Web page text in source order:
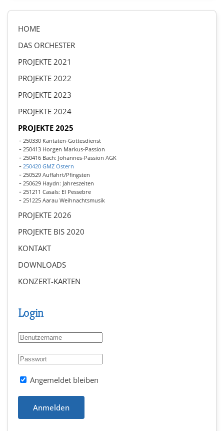
HOME
DAS ORCHESTER
PROJEKTE 2021
PROJEKTE 2022
PROJEKTE 2023
PROJEKTE 2024
PROJEKTE 2025
250330 Kantaten-Gottesdienst
250413 Horgen Markus-Passion
250416 Bach: Johannes-Passion AGK
250420 GMZ Ostern
250529 Auffahrt/Pfingsten
250629 Haydn: Jahreszeiten
251211 Casals: El Pessebre
251225 Aarau Weihnachtsmusik
PROJEKTE 2026
PROJEKTE BIS 2020
KONTAKT
DOWNLOADS
KONZERT-KARTEN
Login
Angemeldet bleiben
Anmelden